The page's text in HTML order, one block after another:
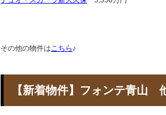
その他の物件はこちら ♪
【新着物件】フォンテ青